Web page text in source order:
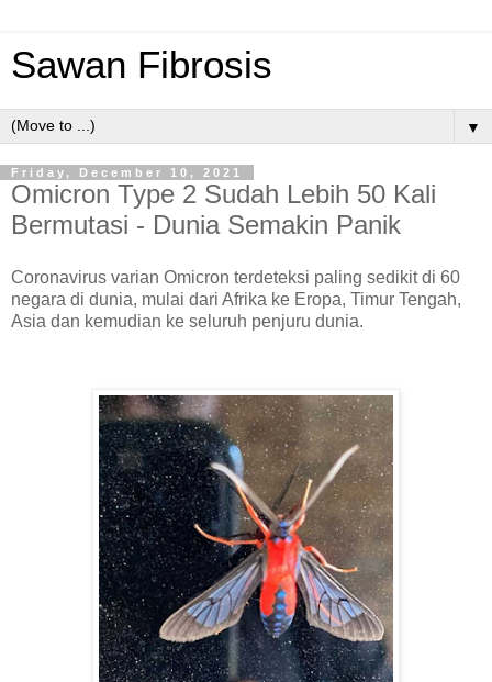
Sawan Fibrosis
▼
Friday, December 10, 2021
Omicron Type 2 Sudah Lebih 50 Kali
Bermutasi - Dunia Semakin Panik
Coronavirus varian Omicron terdeteksi paling sedikit di 60
negara di dunia, mulai dari Afrika ke Eropa, Timur Tengah,
Asia dan kemudian ke seluruh penjuru dunia.